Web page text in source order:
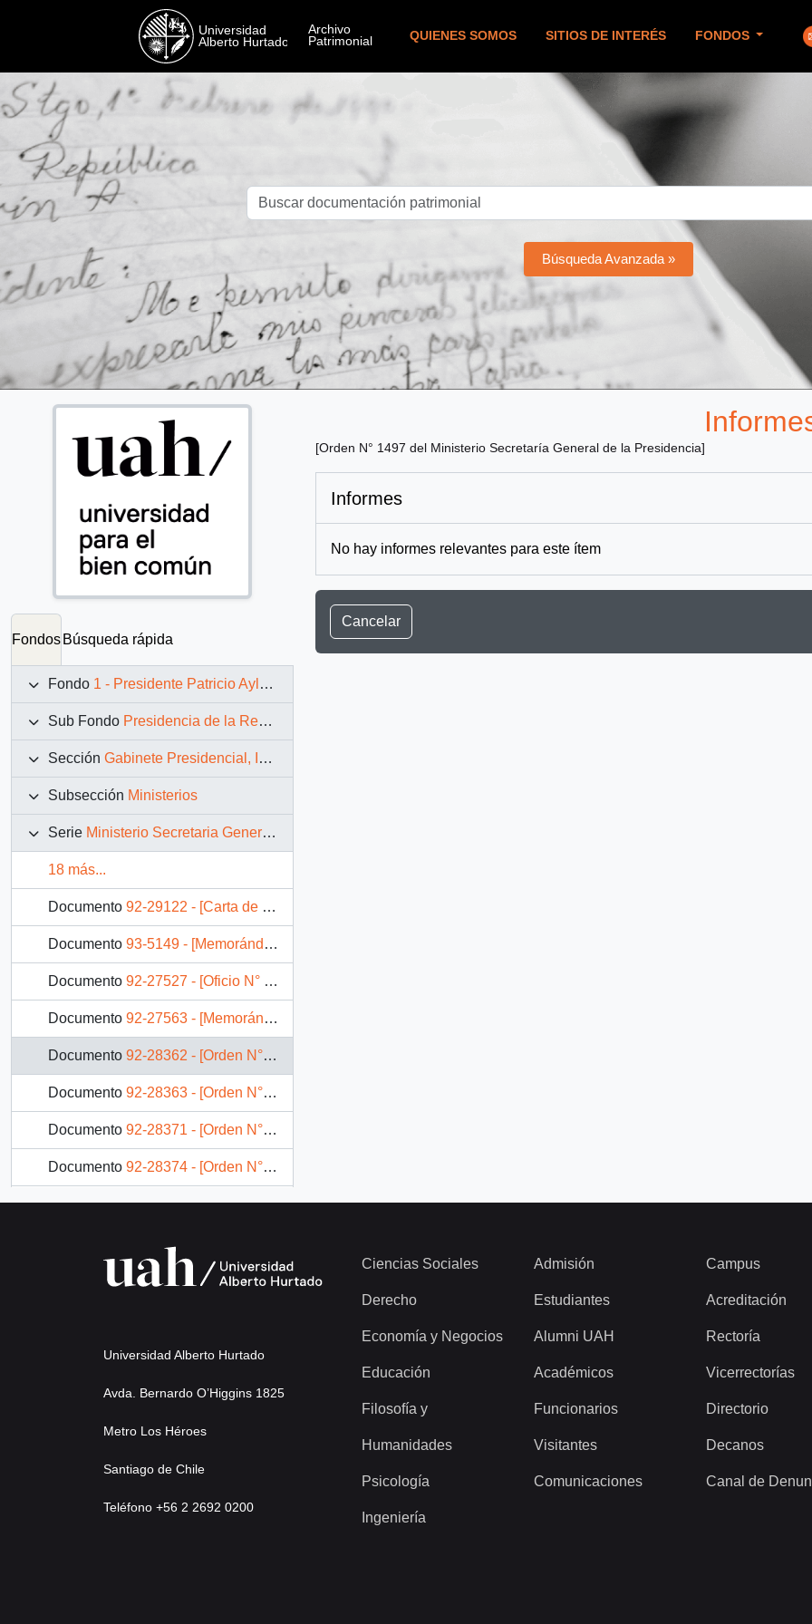
QUIENES SOMOS SITIOS DE INTERÉS FONDOS
Búsqueda Avanzada »
Fondos Búsqueda rápida
Fondo 1 - Presidente Patricio Aylwin Azócar (1990-1994)
Sub Fondo Presidencia de la República (11 marzo 1990 – 11 marzo 1994)
Sección Gabinete Presidencial, Instituciones y Servicios
Subsección Ministerios
Serie Ministerio Secretaria General de la Presidencia
18 más...
Documento 92-29122 - [Carta de Subsecretario General de la Presidencia a situación de exonerado político]
Documento 93-5149 - [Memorándum 52/93]
Documento 92-27527 - [Oficio N° 1476]
Documento 92-27563 - [Memorándum]
Documento 92-28362 - [Orden N° 1497 del Ministerio Secretaría General de la Presidencia]
Documento 92-28363 - [Orden N° 814 del Ministerio Secretaría General de la Presidencia]
Documento 92-28371 - [Orden N° 774 del Ministerio Secretaría General de la Presidencia]
Documento 92-28374 - [Orden N° 1476 del Ministerio Secretaría General de la Presidencia]
Documento 93-591 - Informe de análisis al 8 de enero de 1993
[Orden N° 1497 del Ministerio Secretaría General de la Presidencia]
Informes
No hay informes relevantes para este ítem
Cancelar
Universidad Alberto Hurtado
Avda. Bernardo O’Higgins 1825
Metro Los Héroes
Santiago de Chile
Teléfono +56 2 2692 0200
Ciencias Sociales
Derecho
Economía y Negocios
Educación
Filosofía y
Humanidades
Psicología
Ingeniería
Admisión
Estudiantes
Alumni UAH
Académicos
Funcionarios
Visitantes
Comunicaciones
Campus
Acreditación
Rectoría
Vicerrectorías
Directorio
Decanos
Canal de